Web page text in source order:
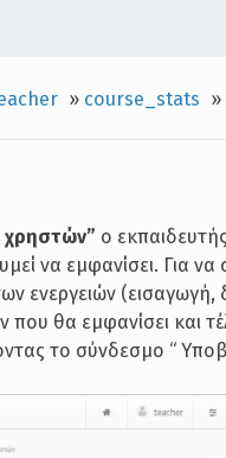
» course_stats »
χρηστών” ο
να εμφανίσει. Για
ενεργειών (εισαγωγή,
που θα εμφανίσει και
το σύνδεσμο “